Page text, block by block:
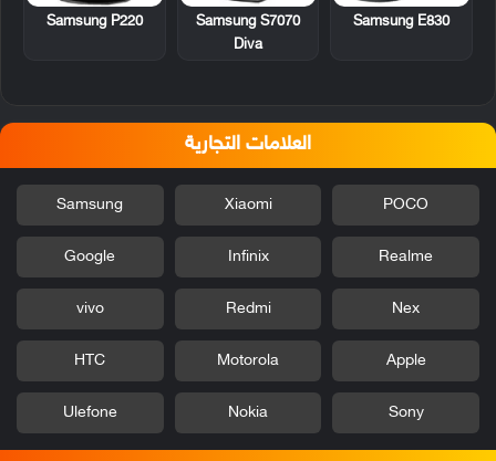
Samsung E830
Samsung S7070
Diva
Samsung P220
العلامات التجارية
POCO
Xiaomi
Samsung
Realme
Infinix
Google
Nex
Redmi
vivo
Apple
Motorola
HTC
Sony
Nokia
Ulefone